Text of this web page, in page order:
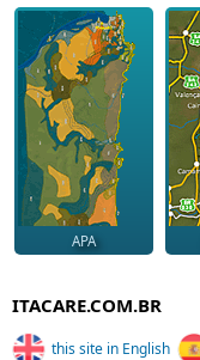
APA
ITACARE.COM.BR
this site in English